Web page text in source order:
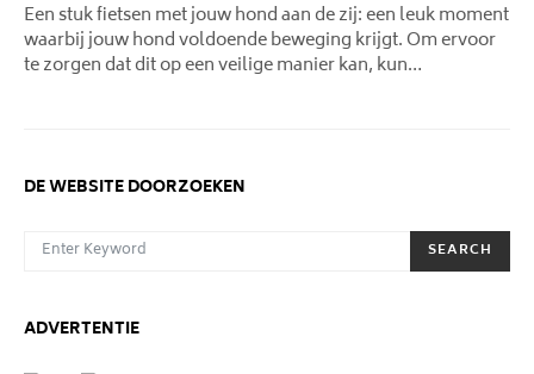
Een stuk fietsen met jouw hond aan de zij: een leuk moment
waarbij jouw hond voldoende beweging krijgt. Om ervoor
te zorgen dat dit op een veilige manier kan, kun…
DE WEBSITE DOORZOEKEN
SEARCH FOR:
SEARCH
ADVERTENTIE